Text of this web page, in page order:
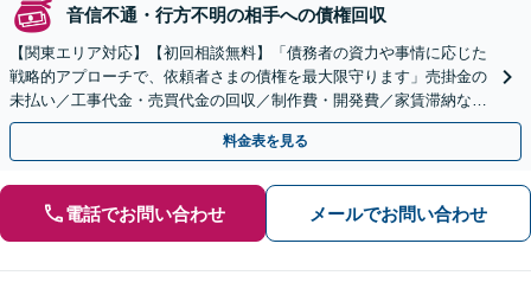
音信不通・行方不明の相手への債権回収
【関東エリア対応】【初回相談無料】「債務者の資力や事情に応じた
戦略的アプローチで、依頼者さまの債権を最大限守ります」売掛金の
未払い／工事代金・売買代金の回収／制作費・開発費／家賃滞納な
ど、事業活動で発生するあらゆる債権回収に実績あり
料金表を見る
電話でお問い合わせ メールでお問い合わせ